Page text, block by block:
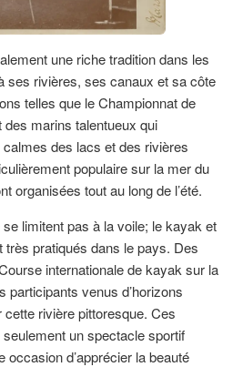
une riche tradition dans les
ses rivières, ses canaux et sa côte
telles que le Championnat de
des marins talentueux qui
calmes des lacs et des rivières
populaire sur la mer du
organisées tout au long de l’été.
limitent pas à la voile; le kayak et
très pratiqués dans le pays. Des
internationale de kayak sur la
participants venus d’horizons
rivière pittoresque. Ces
un spectacle sportif
d’apprécier la beauté